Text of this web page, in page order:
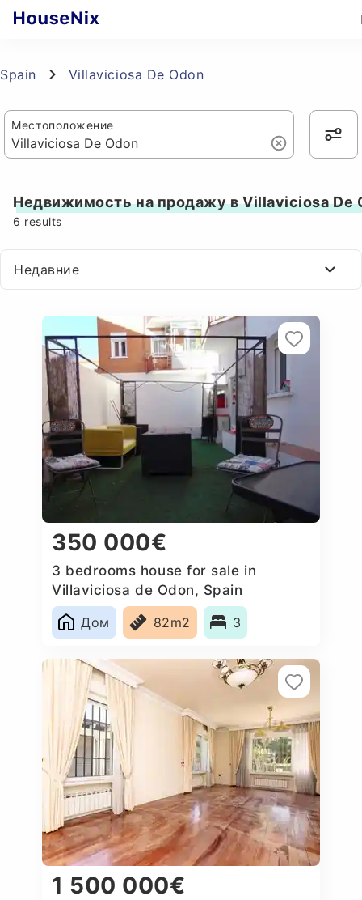
Spain Villaviciosa De Odon
Местоположение
Недвижимость на продажу в Villaviciosa De
6 results
Недавние
350 000€
3 bedrooms house for sale in
Villaviciosa de Odon, Spain
Дом
82m2 3
1 500 000€